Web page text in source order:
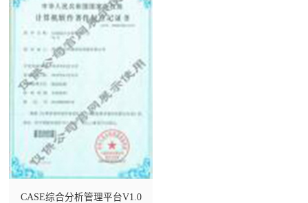
CASE综合分析管理平台V1.0